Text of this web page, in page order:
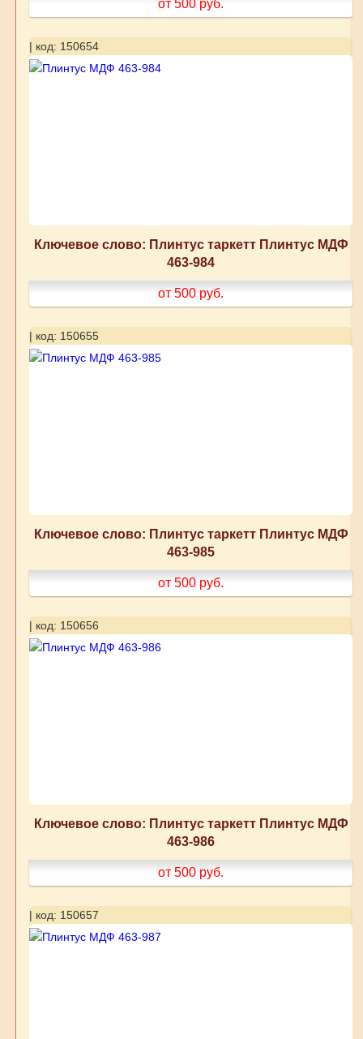
от 500 руб.
| код: 150654
Ключевое слово: Плинтус таркетт Плинтус МДФ
463-984
от 500 руб.
| код: 150655
Ключевое слово: Плинтус таркетт Плинтус МДФ
463-985
от 500 руб.
| код: 150656
Ключевое слово: Плинтус таркетт Плинтус МДФ
463-986
от 500 руб.
| код: 150657